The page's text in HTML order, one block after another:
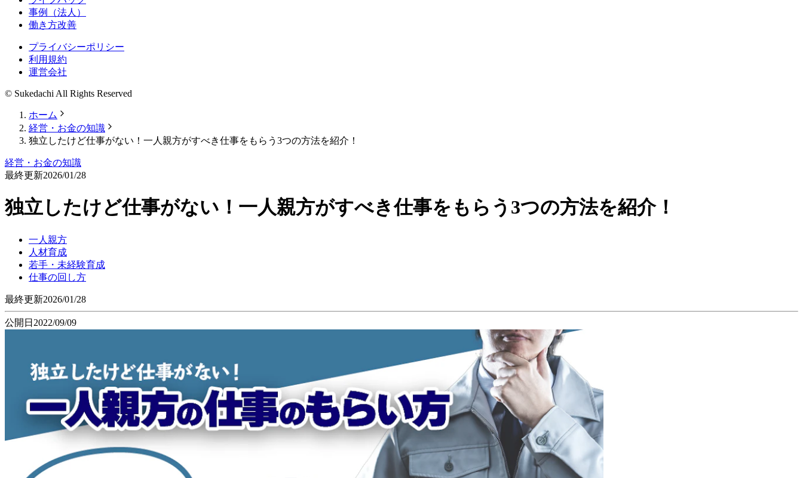
事例（法人）
働き方改善
プライバシーポリシー
利用規約
運営会社
© Sukedachi All Rights Reserved
ホーム
経営・お金の知識
独立したけど仕事がない！一人親方がすべき仕事をもらう3つの方法を紹介！
経営・お金の知識
最終更新2026/01/28
独立したけど仕事がない！一人親方がすべき仕事をもらう3つの方法を紹介！
一人親方
人材育成
若手・未経験育成
仕事の回し方
最終更新2026/01/28
公開日 2022/09/09